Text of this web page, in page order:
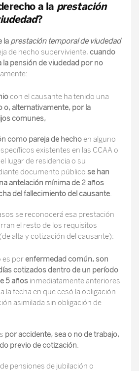
a la prestación
?
la prestación temporal de viudedad
de hecho superviviente, cuando
la pensión de viudedad por no
con el causante ha tenido una
o, alternativamente, por la
comunes,
como pareja de hecho en alguno
existentes en las CCAA o
lugar de residencia o su
documento público se han
antelación mínima de 2 años
del fallecimiento del causante.
se reconocerá esa prestación
el resto de los requisitos
alta y cotización del causante):
es porenfermedad común, son
cotizados dentro de un período
5 años inmediatamente anteriores
la fecha en que cesó la obligación
asimilada sin obligación de
por accidente, sea o no de trabajo,
previo de cotización.
pensiones de jubilación o